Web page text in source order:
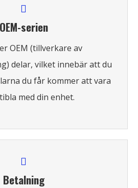
OEM-serien
OEM (tillverkare av
delar, vilket innebär att du
du får kommer att vara
med din enhet.
Betalning